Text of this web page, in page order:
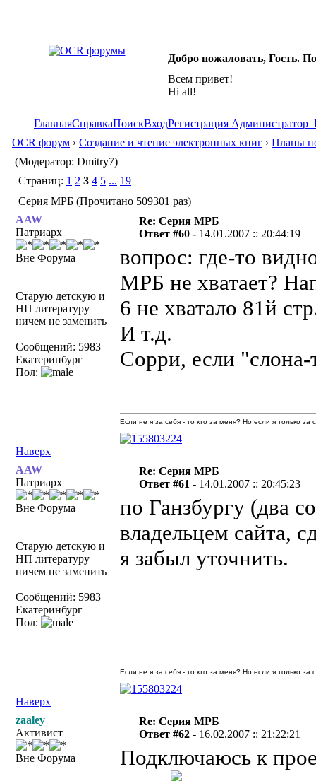
Добро пожаловать, Гость.
Всем привет!
Hi all!
ГлавнаяСправкаПоискВходРегистрация Администратор
OCR форум › Создание и чтение электронных книг › Планы
(Модератор: Dmitry7)
Страниц: 1 2 3 4 5 ... 19
Серия МРБ (Прочитано 509301 раз)
AAW
Патриарх
Вне Форума
Старую детскую и
НП литературу
ничем не заменить
Сообщений: 5983
Екатеринбург
Пол:
Re: Серия МРБ
Ответ #60 - 14.01.2007 :: 20:44:19
вопрос: где-то
МРБ не хватает?
6 не хватало 81й
И т.д.
Сорри, если
Наверх
Если не я за себя - то кто за меня? Но если я только
AAW
Патриарх
Вне Форума
Старую детскую и
НП литературу
ничем не заменить
Сообщений: 5983
Екатеринбург
Пол:
Re: Серия МРБ
Ответ #61 - 14.01.2007 :: 20:45:23
по Ганзбургу (два
владельцем сайта,
я забыл уточнить.
Наверх
Если не я за себя - то кто за меня? Но если я только
zaaley
Активист
Вне Форума
Re: Серия МРБ
Ответ #62 - 16.02.2007 :: 21:22:21
Подключаюсь к